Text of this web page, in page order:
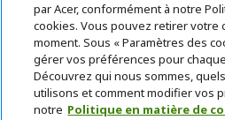
CPYou BV est le revendeur et
services proposés au sein de ce
par Acer, conformément à notre
cookies. Vous pouvez retirer votre
moment. Sous « Paramètres des
gérer vos préférences pour
Découvrez qui nous sommes,
utilisons et comment modifier vos
notre Politique en matière de